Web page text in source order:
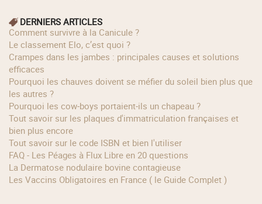
DERNIERS ARTICLES
Comment survivre à la Canicule ?
Le classement Elo, c’est quoi ?
Crampes dans les jambes : principales causes et solutions
efficaces
Pourquoi les chauves doivent se méfier du soleil bien plus que
les autres ?
Pourquoi les cow‑boys portaient‑ils un chapeau ?
Tout savoir sur les plaques d'immatriculation françaises et
bien plus encore
Tout savoir sur le code ISBN et bien l'utiliser
FAQ - Les Péages à Flux Libre en 20 questions
La Dermatose nodulaire bovine contagieuse
Les Vaccins Obligatoires en France ( le Guide Complet )